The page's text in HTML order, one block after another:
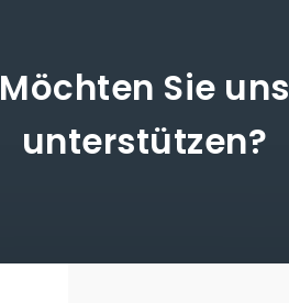
Möchten Sie uns
unterstützen?